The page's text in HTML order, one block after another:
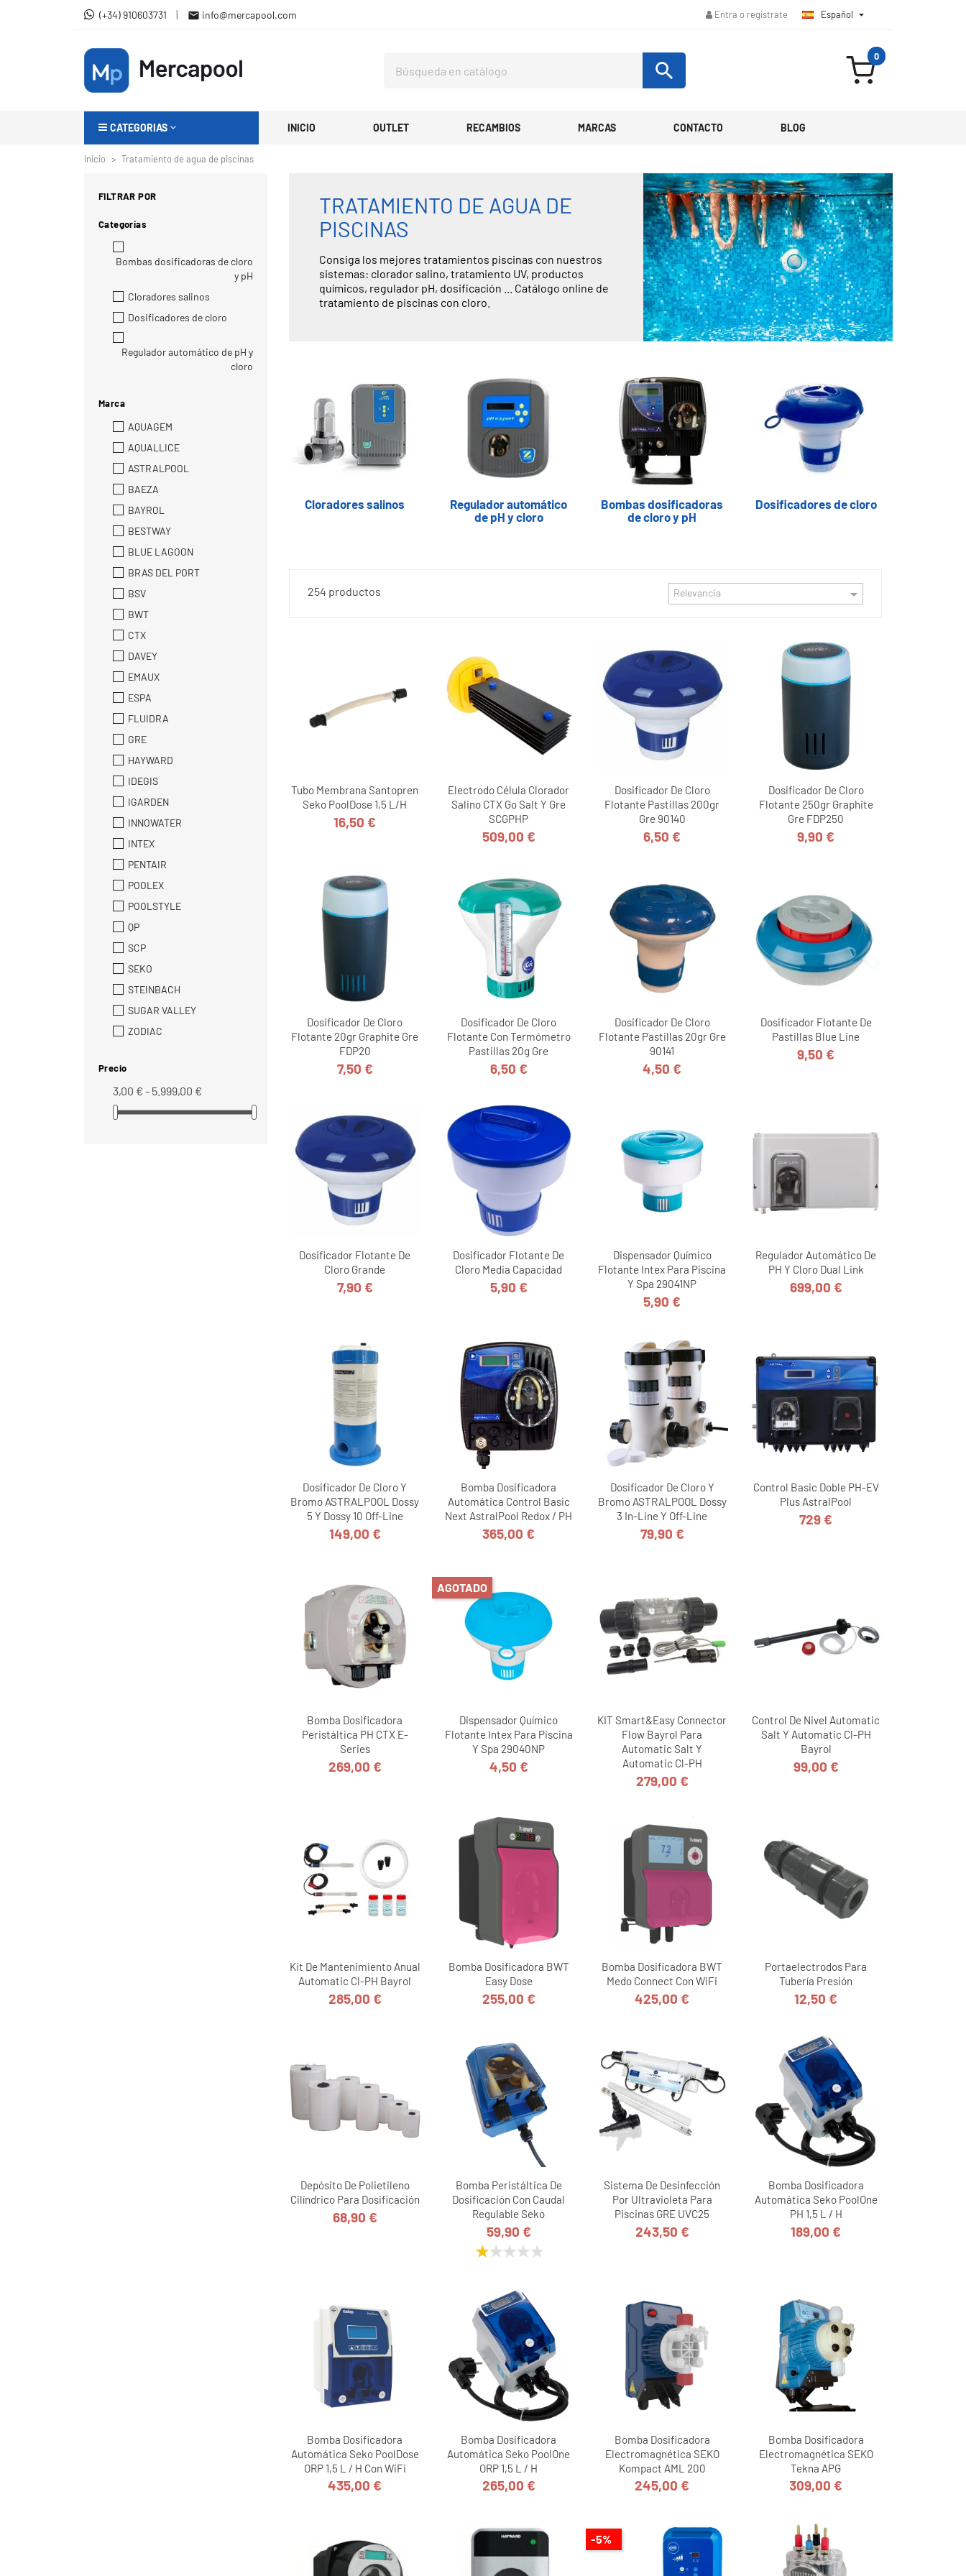
(+34) 910603731 |  info@mercapool.com Entra o regístrate Español 

0
CATEGORIAS INICIO OUTLET RECAMBIOS MARCAS CONTACTO BLOG
Inicio Tratamiento de agua de piscinas
FILTRAR POR
Categorías
Bombas dosificadoras de cloro
y pH
Cloradores salinos
Dosificadores de cloro
Regulador automático de pH y
cloro
Marca
AQUAGEM
AQUALLICE
ASTRALPOOL
BAEZA
BAYROL
BESTWAY
BLUE LAGOON
BRAS DEL PORT
BSV
BWT
CTX
DAVEY
EMAUX
ESPA
FLUIDRA
GRE
HAYWARD
IDEGIS
IGARDEN
INNOWATER
INTEX
PENTAIR
POOLEX
POOLSTYLE
QP
SCP
SEKO
STEINBACH
SUGAR VALLEY
ZODIAC
Precio
3,00 € - 5.999,00 €
TRATAMIENTO DE AGUA DE
PISCINAS
Consiga los mejores tratamientos piscinas con nuestros
sistemas: clorador salino, tratamiento UV, productos
químicos, regulador pH, dosificación ... Catálogo online de
tratamiento de piscinas con cloro.
Cloradores salinos
Regulador automático
de pH y cloro
Bombas dosificadoras
de cloro y pH
Dosificadores de cloro
254 productos Relevancia 
Tubo Membrana Santopren
Seko PoolDose 1,5 L/h
Precio
16,50 €
Electrodo Célula Clorador
Salino CTX Go Salt Y Gre
SCGPHP
Precio
509,00 €
Dosificador De Cloro
Flotante Pastillas 200gr
Gre 90140
Precio
6,50 €
Dosificador De Cloro
Flotante 250gr Graphite
Gre FDP250
Precio
9,90 €
Dosificador De Cloro
Flotante 20gr Graphite Gre
FDP20
Precio
7,50 €
Dosificador De Cloro
Flotante Con Termómetro
Pastillas 20g Gre
Precio
6,50 €
Dosificador De Cloro
Flotante Pastillas 20gr Gre
90141
Precio
4,50 €
Dosificador Flotante De
Pastillas Blue Line
Precio
9,50 €
Dosificador Flotante De
Cloro Grande
Precio
7,90 €
Dosificador Flotante De
Cloro Media Capacidad
Precio
5,90 €
Dispensador Químico
Flotante Intex Para Piscina
Y Spa 29041NP
Precio
5,90 €
Regulador Automático De
PH Y Cloro Dual Link
Precio
699,00 €
Dosificador De Cloro Y
Bromo ASTRALPOOL Dossy
5 Y Dossy 10 Off-Line
Precio
149,00 €
Bomba Dosificadora
Automática Control Basic
Next AstralPool Redox / PH
Precio
365,00 €
Dosificador De Cloro Y
Bromo ASTRALPOOL Dossy
3 In-Line Y Off-Line
Precio
79,90 €
Control Basic Doble PH-EV
Plus AstralPool
Precio
729 €
Bomba Dosificadora
Peristáltica PH CTX E-
Series
Precio
269,00 €
Dispensador Químico
Flotante Intex Para Piscina
Y Spa 29040NP
Precio
4,50 €
AGOTADO
KIT Smart&Easy Connector
Flow Bayrol Para
Automatic Salt Y
Automatic Cl-PH
Precio
279,00 €
Control De Nivel Automatic
Salt Y Automatic Cl-PH
Bayrol
Precio
99,00 €
Kit De Mantenimiento Anual
Automatic Cl-PH Bayrol
Precio
285,00 €
Bomba Dosificadora BWT
Easy Dose
Precio
255,00 €
Bomba Dosificadora BWT
Medo Connect Con WiFi
Precio
425,00 €
Portaelectrodos Para
Tubería Presión
Precio
12,50 €
Depósito De Polietileno
Cilíndrico Para Dosificación
Precio
68,90 €
Bomba Peristáltica De
Dosificación Con Caudal
Regulable Seko
Precio
59,90 €
Sistema De Desinfección
Por Ultravioleta Para
Piscinas GRE UVC25
Precio
243,50 €
Bomba Dosificadora
Automática Seko PoolOne
PH 1,5 L / H
Precio
189,00 €
Bomba Dosificadora
Automática Seko PoolDose
ORP 1,5 L / H Con WiFi
Precio
435,00 €
Bomba Dosificadora
Automática Seko PoolOne
ORP 1,5 L / H
Precio
265,00 €
Bomba Dosificadora
Electromagnética SEKO
Kompact AML 200
Precio
245,00 €
Bomba Dosificadora
Electromagnética SEKO
Tekna APG
Precio
309,00 €
-5%